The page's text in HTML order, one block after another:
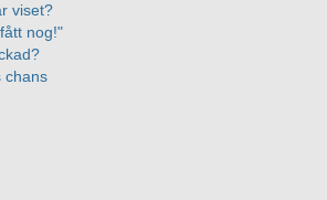
viset?
nog!"
chans